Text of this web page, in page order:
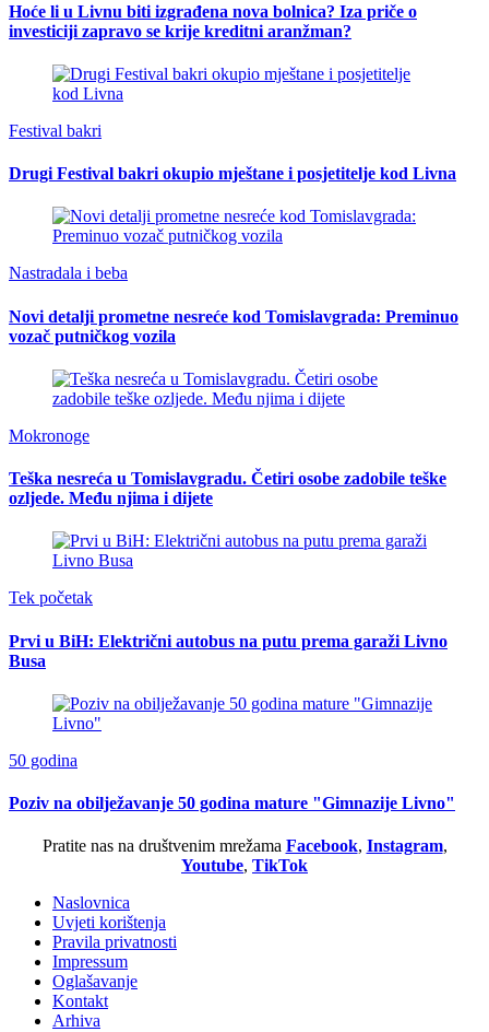
Hoće li u Livnu biti izgrađena nova bolnica? Iza priče o
investiciji zapravo se krije kreditni aranžman?
Festival bakri
Drugi Festival bakri okupio mještane i posjetitelje kod Livna
Nastradala i beba
Novi detalji prometne nesreće kod Tomislavgrada: Preminuo
vozač putničkog vozila
Mokronoge
Teška nesreća u Tomislavgradu. Četiri osobe zadobile teške
ozljede. Među njima i dijete
Tek početak
Prvi u BiH: Električni autobus na putu prema garaži Livno
Busa
50 godina
Poziv na obilježavanje 50 godina mature "Gimnazije Livno"
Pratite nas na društvenim mrežama Facebook, Instagram,
Youtube, TikTok
Naslovnica
Uvjeti korištenja
Pravila privatnosti
Impressum
Oglašavanje
Kontakt
Arhiva